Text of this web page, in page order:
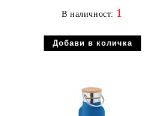
В наличност: 1